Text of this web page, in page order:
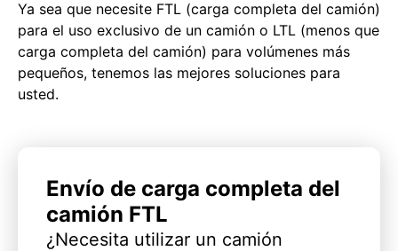
Ya sea que necesite FTL (carga completa del camión)
para el uso exclusivo de un camión o LTL (menos que
carga completa del camión) para volúmenes más
pequeños, tenemos las mejores soluciones para
usted.
Envío de carga completa del
camión FTL
¿Necesita utilizar un camión